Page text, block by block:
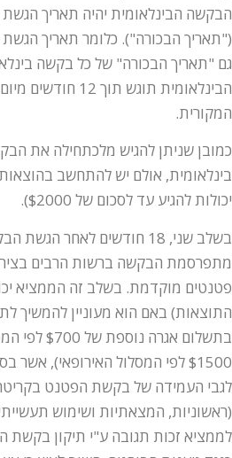
הבקשה הבינלאומית יהיה תאריך
("תאריך הבכורה"). כלומר תאריך
גם "תאריך הבכורה" של כל בקשה
הבינלאומית תוגש
המקורית.
כמובן שניתן להגיש מלכתחילה את
בינלאומית, אולם יש להתחשב
יכולות להגיע עד לסכום של $2000).
בשלב שני, 18 חודשים לאחר
מתפרסמת הבקשה ברשות הרבים
פטנטים מוקדמת. בשלב זה הממציא
התוצאות) באם הוא מעוניין להמשיך
בתשלום אגרה
$1500 לפי המסלול האירופאי),
לגבי העמידה של בקשת הפטנט
(ראשוניות, המצאתיות ושימוש
לממציא זכות תגובה ע"י תיקון בקשת